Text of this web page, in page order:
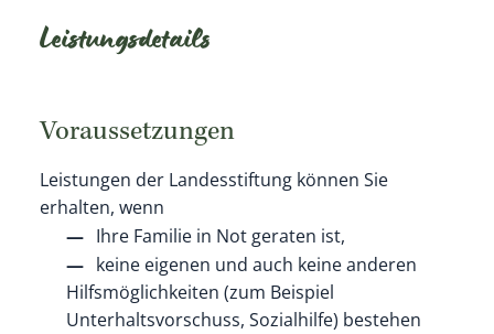
Leistungsdetails
Voraussetzungen
Leistungen der Landesstiftung können Sie
erhalten, wenn
Ihre Familie in Not geraten ist,
keine eigenen und auch keine anderen
Hilfsmöglichkeiten (zum Beispiel
Unterhaltsvorschuss, Sozialhilfe) bestehen